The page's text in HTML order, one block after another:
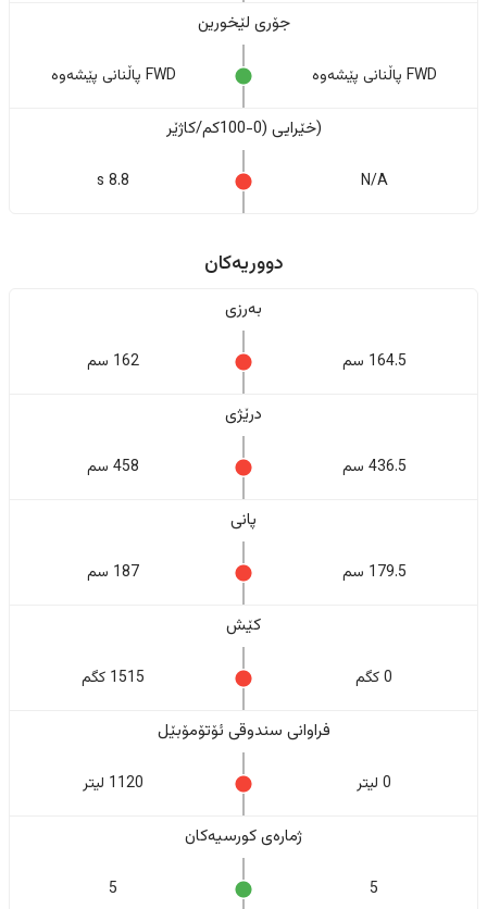
جۆری لێخورین
FWD پاڵنانی پێشەوە FWD پاڵنانی پێشەوە
(خێرایی (0-100کم/کاژێر
N/A
8.8 s
دووریەکان
بەرزی
164.5 سم 162 سم
درێژی
436.5 سم 458 سم
پانی
179.5 سم 187 سم
کێش
0 کگم 1515 کگم
فراوانی سندوقی ئۆتۆمۆبێل
0 لیتر 1120 لیتر
ژمارەی کورسیەکان
5
5